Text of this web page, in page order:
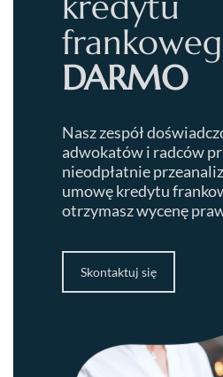
DARMO
Nasz zespół
adwokatów i radców
nieodpłatnie
umowę kredytu
otrzymasz wycenę
Skontaktuj się